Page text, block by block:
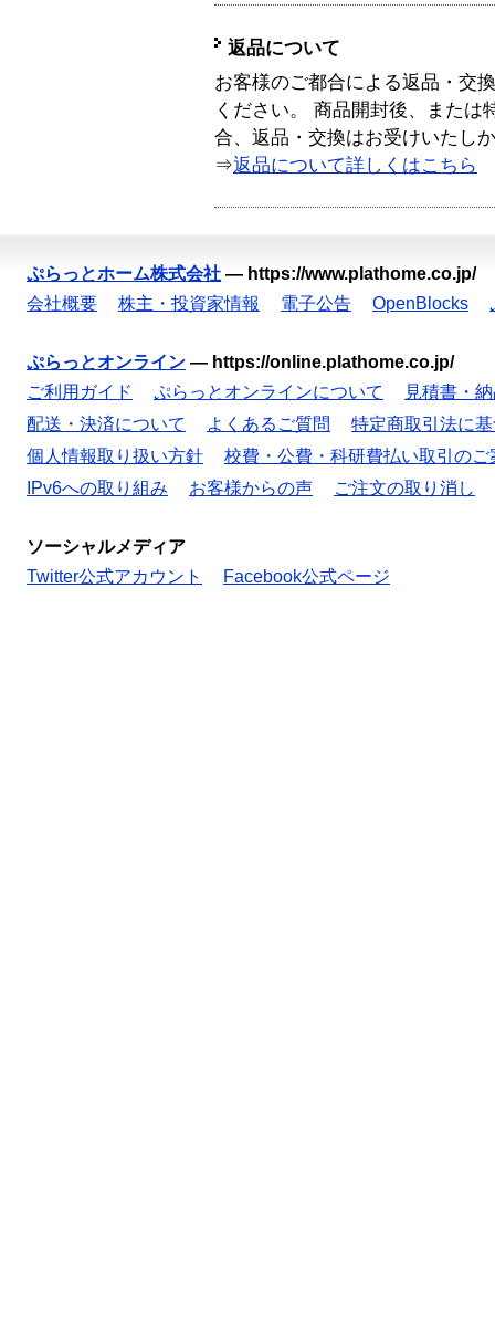
返品について
お客様のご都合による返品・交
ください。 商品開封後、または
合、返品・交換はお受けいたし
⇒返品について詳しくはこちら
ぷらっとホーム株式会社 — https://www.plathome.co.jp/
会社概要
株主・投資家情報 電子公告 OpenBlocks
ぷらっとオンライン — https://online.plathome.co.jp/
ご利用ガイド
ぷらっとオンラインについて
見積書・
配送・決済について
よくあるご質問
特定商取引法に
個人情報取り扱い方針
校費・公費・科研費払い取引のご
IPv6への取り組み
お客様からの声 ご注文の取り消し
ソーシャルメディア
Twitter公式アカウント
Facebook公式ページ